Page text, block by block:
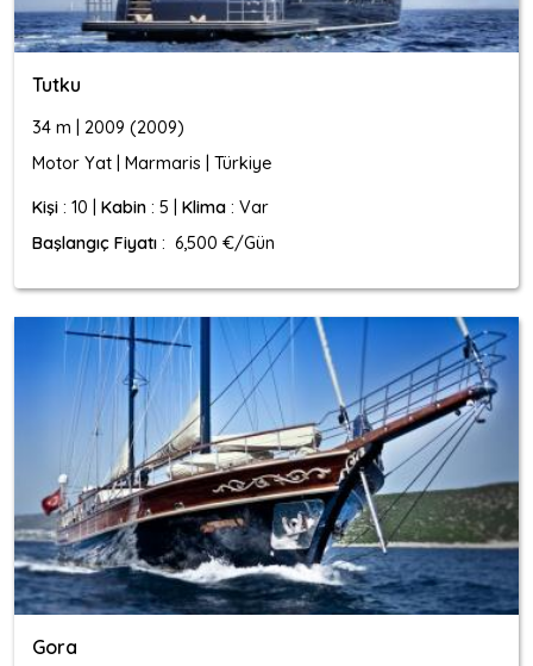
Tutku
34 m | 2009 (2009)
Motor Yat | Marmaris | Türkiye
Kişi : 10 | Kabin : 5 | Klima : Var
Başlangıç Fiyatı : 6,500 €/Gün
Gora